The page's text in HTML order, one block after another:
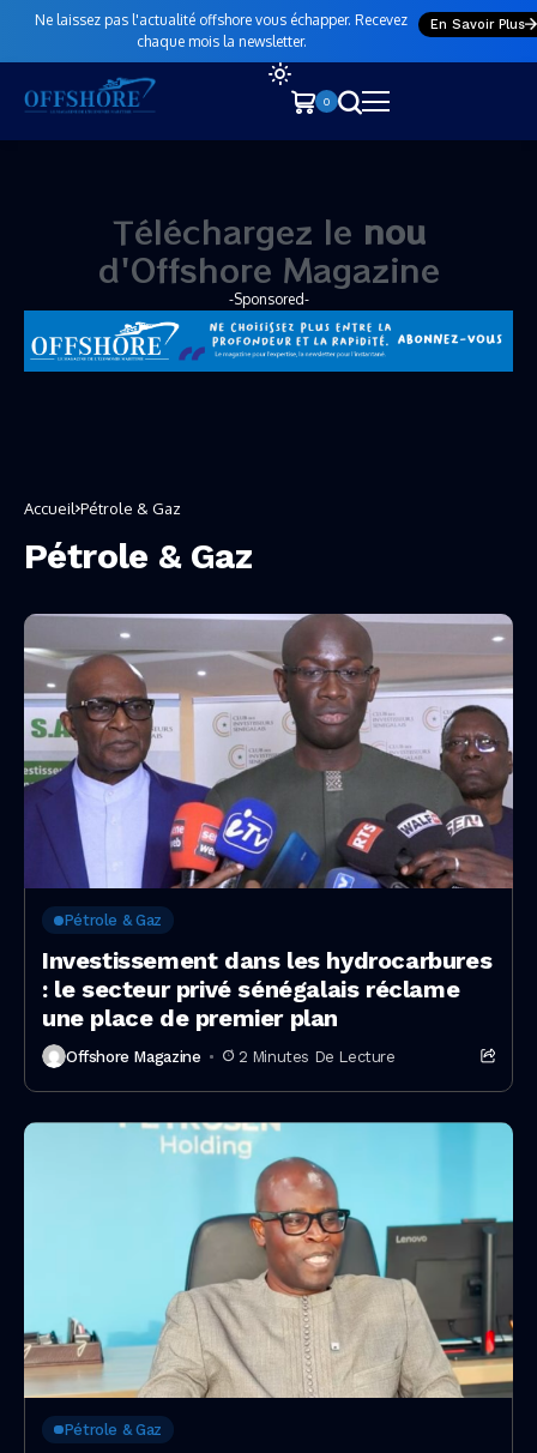
Ne laissez pas l'actualité offshore vous échapper. Recevez
chaque mois la newsletter.
En Savoir Plus
0
Téléchargez le n ou veau
d'Offshore Magazine
-Sponsored-
Accueil Pétrole & Gaz
Pétrole & Gaz
Pétrole & Gaz
Investissement dans les hydrocarbures
: le secteur privé sénégalais réclame
une place de premier plan
Offshore Magazine 2 Minutes De Lecture
Pétrole & Gaz